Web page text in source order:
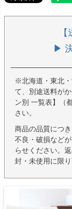
▶
※北海道・東北
て、別途送料が
ン別 一覧表】（
さい。
商品の品質につ
不良・破損など
らせください。
封・未使用に限り